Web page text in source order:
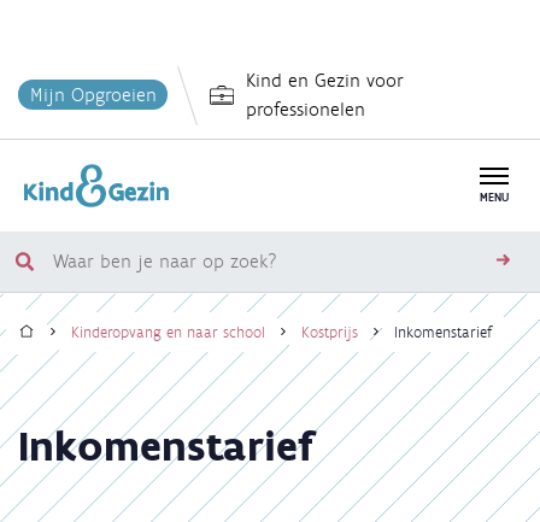
en
inhoud
Mijn Opgroeien
Kind en Gezin voor
professionelen
MENU
Waar
ben
je
naar
op
zoek?
Kruimelpad
HomeKinderopvang en naar school Kostprijs Inkomenstarief
Inkomenstarief